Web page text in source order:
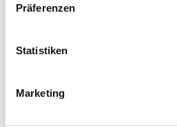
Präferenzen
Statistiken
Marketing